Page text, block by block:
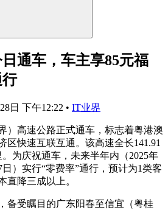
通车，车主享85元福
日 下午12:22 • IT业界
）高速公路正式通车，标志着粤港澳
区快速互联互通。该高速全长141.91
为庆祝通车，未来半年内（2025年
日）实行“零费率”通行，预计为1类客
直降三成以上。
备受瞩目的广东阳春至信宜（粤桂